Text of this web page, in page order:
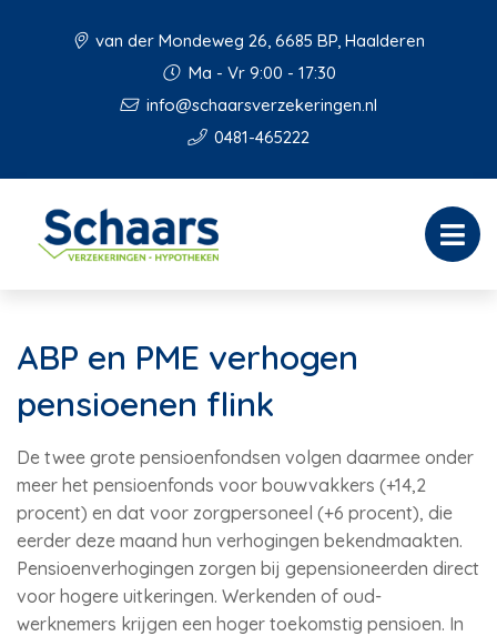
van der Mondeweg 26, 6685 BP, Haalderen
Ma - Vr 9:00 - 17:30
info@schaarsverzekeringen.nl
0481-465222
ABP en PME verhogen
pensioenen flink
De twee grote pensioenfondsen volgen daarmee onder
meer het pensioenfonds voor bouwvakkers (+14,2
procent) en dat voor zorgpersoneel (+6 procent), die
eerder deze maand hun verhogingen bekendmaakten.
Pensioenverhogingen zorgen bij gepensioneerden direct
voor hogere uitkeringen. Werkenden of oud-
werknemers krijgen een hoger toekomstig pensioen. In